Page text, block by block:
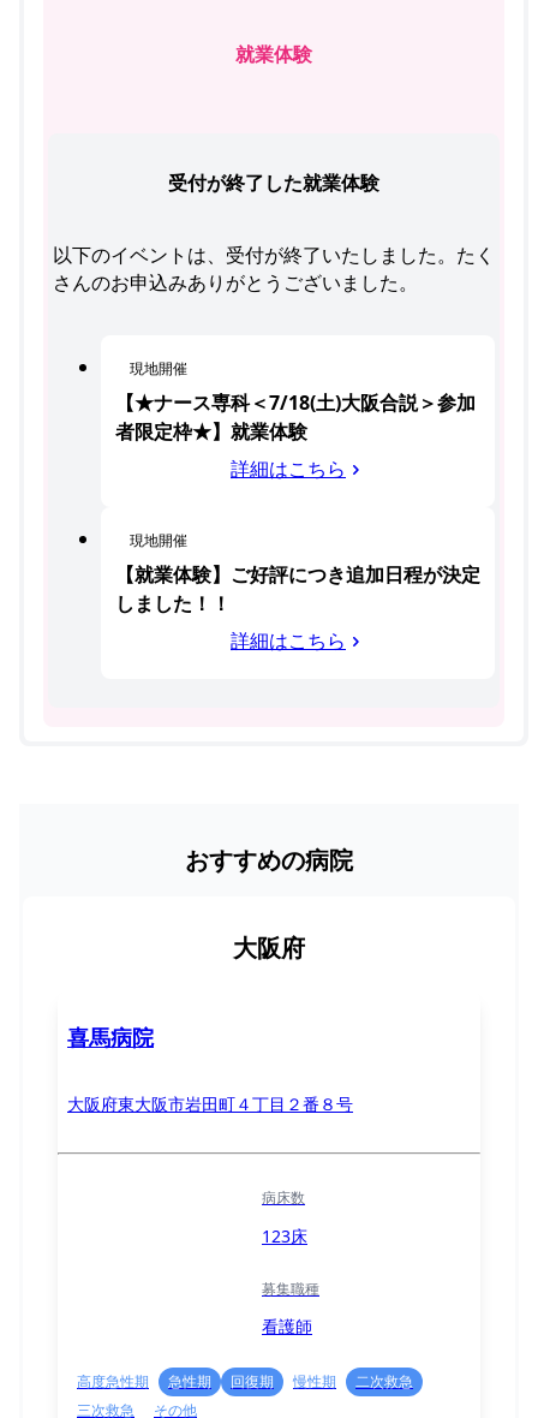
就業体験
受付が終了した就業体験
以下のイベントは、受付が終了いたしました。たく
さんのお申込みありがとうございました。
現地開催
【★ナース専科＜7/18(土)大阪合説＞参加
者限定枠★】就業体験
詳細はこちら
現地開催
【就業体験】ご好評につき追加日程が決定
しました！！
詳細はこちら
おすすめの病院
大阪府
喜馬病院
大阪府東大阪市岩田町４丁目２番８号
病床数
123床
募集職種
看護師
高度急性期 急性期 回復期 慢性期
二次救急
三次救急
その他